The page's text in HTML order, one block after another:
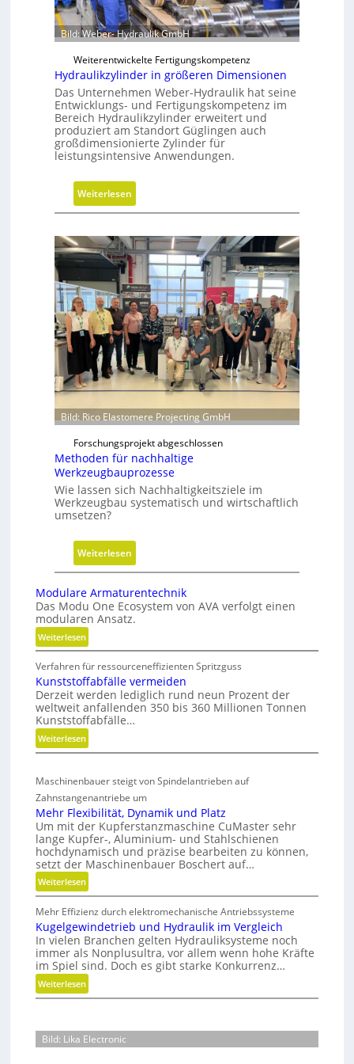
e
i
e
t
s
g
r
d
e
n
r
M
V
O
-
C
h
e
c
k
Bild: Weber- Hydraulik GmbH
Weiterentwickelte Fertigungskompetenz
Hydraulikzylinder in größeren Dimensionen
Das Unternehmen Weber-Hydraulik hat seine
Entwicklungs- und Fertigungskompetenz im
Bereich Hydraulikzylinder erweitert und
produziert am Standort Güglingen auch
großdimensionierte Zylinder für
leistungsintensive Anwendungen.
Weiterlesen:
H
d
r
a
u
l
z
y
l
i
n
d
e
r
i
n
r
ö
ß
e
r
e
m
e
n
i
n
e
n
Bild: Rico Elastomere Projecting GmbH
Forschungsprojekt abgeschlossen
Methoden für nachhaltige
Werkzeugbauprozesse
Wie lassen sich Nachhaltigkeitsziele im
Werkzeugbau systematisch und wirtschaftlich
umsetzen?
Weiterlesen:
M
t
h
d
e
n
f
n
c
h
h
a
l
t
g
e
W
e
r
z
u
g
Modulare Armaturentechnik
Das Modu One Ecosystem von AVA verfolgt einen
modularen Ansatz.
Weiterlesen:
M
o
d
u
l
a
r
e
r
m
a
t
u
r
e
n
e
c
h
n
i
k
Verfahren für ressourceneffizienten Spritzguss
Kunststoffabfälle vermeiden
Derzeit werden lediglich rund neun Prozent der
weltweit anfallenden 350 bis 360 Millionen Tonnen
Kunststoffabfälle…
Weiterlesen:
K
n
s
t
s
t
o
f
f
b
f
ä
l
l
e
r
Maschinenbauer steigt von Spindelantrieben auf
Zahnstangenantriebe um
Mehr Flexibilität, Dynamik und Platz
Um mit der Kupferstanzmaschine CuMaster sehr
lange Kupfer-, Aluminium- und Stahlschienen
hochdynamisch und präzise bearbeiten zu können,
setzt der Maschinenbauer Boschert auf…
Weiterlesen:
M
e
h
r
F
l
e
x
b
i
Mehr Effizienz durch elektromechanische Antriebssysteme
Kugelgewindetrieb und Hydraulik im Vergleich
In vielen Branchen gelten Hydrauliksysteme noch
immer als Nonplusultra, vor allem wenn hohe Kräfte
im Spiel sind. Doch es gibt starke Konkurrenz…
Weiterlesen:
K
e
Bild: Lika Electronic